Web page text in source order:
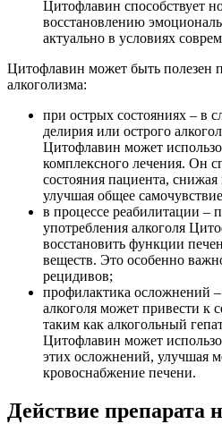
Цитофлавин способствует
восстановлению
актуально в условиях
Цитофлавин может быть полезен
алкоголизма:
при острых состояниях – в
делирия или острого
Цитофлавин может
комплексного лечения. Он
состояния пациента,
улучшая общее
в процессе реабилитации –
употребления алкоголя
восстановить функции
веществ. Это особенно
рецидивов;
профилактика осложнений
алкоголя может привести к
таким как алкогольный
Цитофлавин может
этих осложнений, улучшая
кровоснабжение печени.
Действие препарата